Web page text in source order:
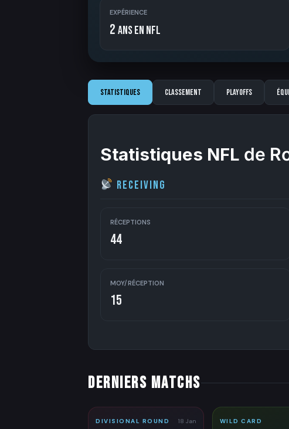
EXPÉRIENCE
2 ans en NFL
Statistiques Classement Playoffs
Statistiques NFL de
Receiving
RÉCEPTIONS
44
MOY/RÉCEPTION
15
DERNIERS MATCHS
DIVISIONAL ROUND 18 Jan WILD CARD